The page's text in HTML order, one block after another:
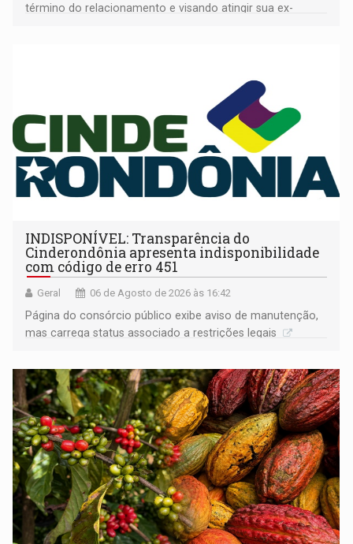
término do relacionamento e visando atingir sua ex-
INDISPONÍVEL: Transparência do
Cinderondônia apresenta indisponibilidade
com código de erro 451
Geral 06 de Agosto de 2026 às 16:42
Página do consórcio público exibe aviso de manutenção,
mas carrega status associado a restrições legais